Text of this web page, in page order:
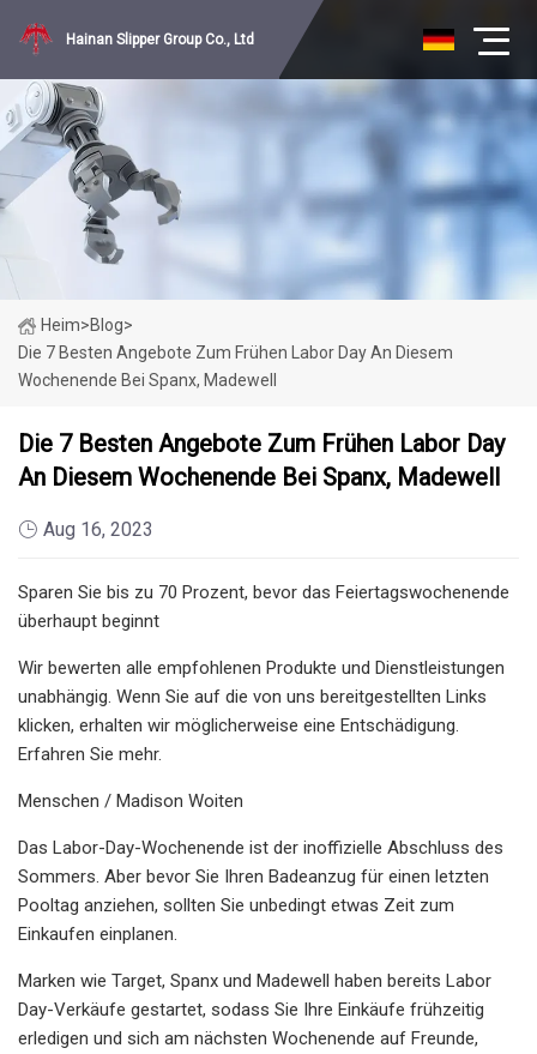
Hainan Slipper Group Co., Ltd
Heim>Blog>
Die 7 Besten Angebote Zum Frühen Labor Day An Diesem
Wochenende Bei Spanx, Madewell
Die 7 Besten Angebote Zum Frühen Labor Day
An Diesem Wochenende Bei Spanx, Madewell
Aug 16, 2023
Sparen Sie bis zu 70 Prozent, bevor das Feiertagswochenende
überhaupt beginnt
Wir bewerten alle empfohlenen Produkte und Dienstleistungen
unabhängig. Wenn Sie auf die von uns bereitgestellten Links
klicken, erhalten wir möglicherweise eine Entschädigung.
Erfahren Sie mehr.
Menschen / Madison Woiten
Das Labor-Day-Wochenende ist der inoffizielle Abschluss des
Sommers. Aber bevor Sie Ihren Badeanzug für einen letzten
Pooltag anziehen, sollten Sie unbedingt etwas Zeit zum
Einkaufen einplanen.
Marken wie Target, Spanx und Madewell haben bereits Labor
Day-Verkäufe gestartet, sodass Sie Ihre Einkäufe frühzeitig
erledigen und sich am nächsten Wochenende auf Freunde,